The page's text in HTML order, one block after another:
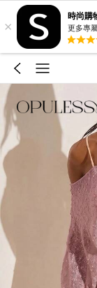
×
時尚購
更多專